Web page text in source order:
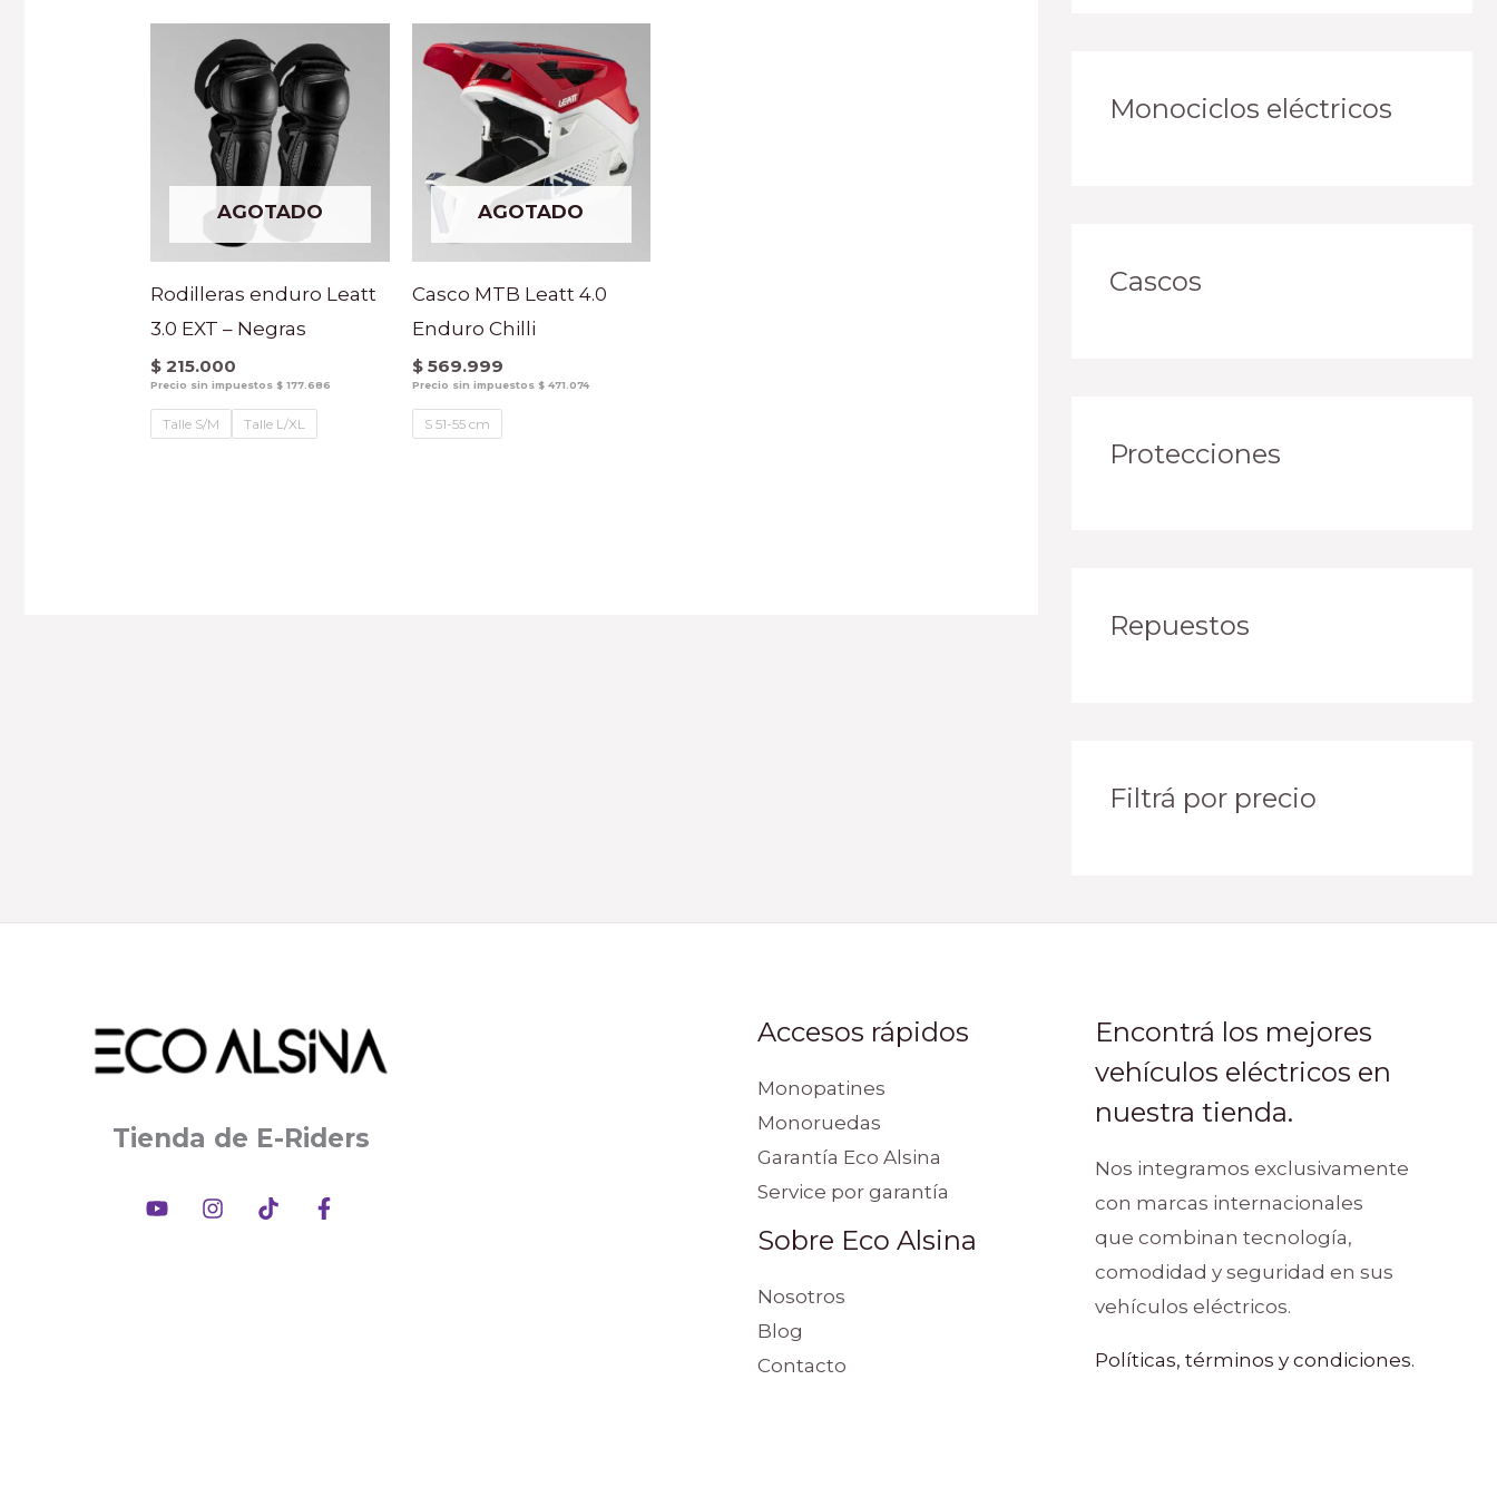
AGOTADO
Rodilleras enduro Leatt
3.0 EXT – Negras
$ 215.000
Precio sin impuestos$ 177.686
Talle S/M Talle L/XL
AGOTADO
Casco MTB Leatt 4.0
Enduro Chilli
$569.999
Precio sin impuestos $471.074
S 51-55 cm
Monociclos eléctricos
Cascos
Protecciones
Repuestos
Filtrá por precio
Tienda de E-Riders
Accesos rápidos
Monopatines
Monoruedas
Garantía Eco Alsina
Service por garantía
Sobre Eco Alsina
Nosotros
Blog
Contacto
Encontrá los mejores
vehículos eléctricos en
nuestra tienda.
Nos integramos exclusivamente
con marcas internacionales
que combinan tecnología,
comodidad y seguridad en sus
vehículos eléctricos.
Políticas, términos y condiciones.